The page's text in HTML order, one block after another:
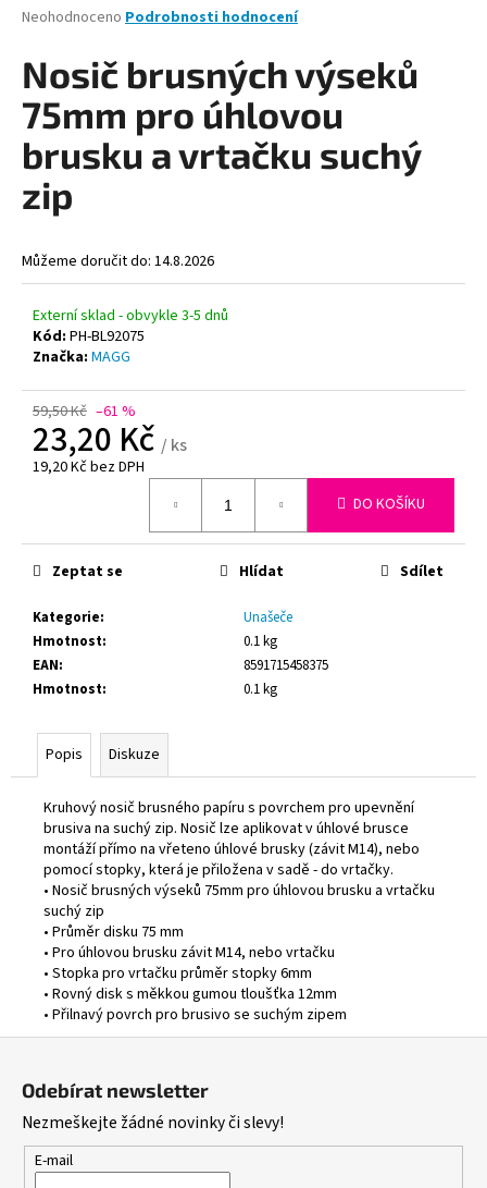
Průměrné
produktu
je
0,0
z
5
hvězdiček.
Neohodnoceno Podrobnosti hodnocení
Nosič brusných výseků
75mm pro úhlovou
brusku a vrtačku suchý
zip
Můžeme doručit do: 14.8.2026
Externí sklad - obvykle 3-5 dnů
Kód: PH-BL92075
Značka: MAGG
59,50 Kč –61 %
23,20 Kč / ks
19,20 Kč bez DPH
DO KOŠÍKU
Kategorie:
Unašeče
Hmotnost:
0.1 kg
EAN:
8591715458375
Hmotnost: 0.1 kg
Zeptat se Hlídat Sdílet
Popis Diskuze
Kruhový nosič brusného papíru s povrchem pro upevnění
brusiva na suchý zip. Nosič lze aplikovat v úhlové brusce
montáží přímo na vřeteno úhlové brusky (závit M14), nebo
pomocí stopky, která je přiložena v sadě - do vrtačky.
• Nosič brusných výseků 75mm pro úhlovou brusku a vrtačku
suchý zip
• Průměr disku 75 mm
• Pro úhlovou brusku závit M14, nebo vrtačku
• Stopka pro vrtačku průměr stopky 6mm
• Rovný disk s měkkou gumou tloušťka 12mm
• Přilnavý povrch pro brusivo se suchým zipem
a
j
í
t
?
HLEDAT
D
p
o
u
j
PLYNOVÁ
KARTUŠE
190G,
PROPICHOVACÍ,
PROPAN,
BUTAN.
Původně:
54,90
Odebírat newsletter
Nezmeškejte žádné novinky či slevy!
E-mail